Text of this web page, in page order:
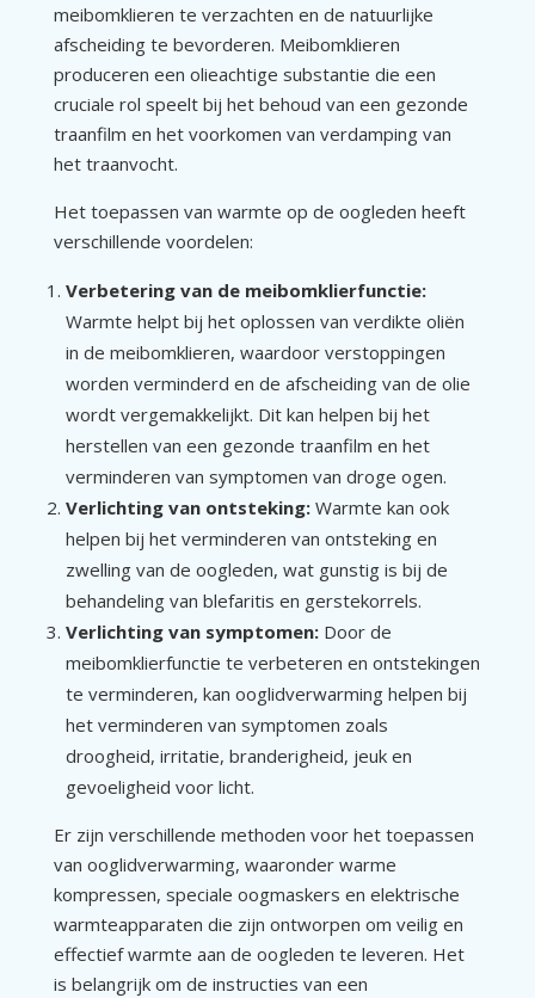
meibomklieren te verzachten en de natuurlijke
afscheiding te bevorderen. Meibomklieren
produceren een olieachtige substantie die een
cruciale rol speelt bij het behoud van een gezonde
traanfilm en het voorkomen van verdamping van
het traanvocht.
Het toepassen van warmte op de oogleden heeft
verschillende voordelen:
Verbetering van de meibomklierfunctie:
Warmte helpt bij het oplossen van verdikte oliën
in de meibomklieren, waardoor verstoppingen
worden verminderd en de afscheiding van de olie
wordt vergemakkelijkt. Dit kan helpen bij het
herstellen van een gezonde traanfilm en het
verminderen van symptomen van droge ogen.
Verlichting van ontsteking:Warmte kan ook
helpen bij het verminderen van ontsteking en
zwelling van de oogleden, wat gunstig is bij de
behandeling van blefaritis en gerstekorrels.
Verlichting van symptomen:Door de
meibomklierfunctie te verbeteren en ontstekingen
te verminderen, kan ooglidverwarming helpen bij
het verminderen van symptomen zoals
droogheid, irritatie, branderigheid, jeuk en
gevoeligheid voor licht.
Er zijn verschillende methoden voor het toepassen
van ooglidverwarming, waaronder warme
kompressen, speciale oogmaskers en elektrische
warmteapparaten die zijn ontworpen om veilig en
effectief warmte aan de oogleden te leveren. Het
is belangrijk om de instructies van een